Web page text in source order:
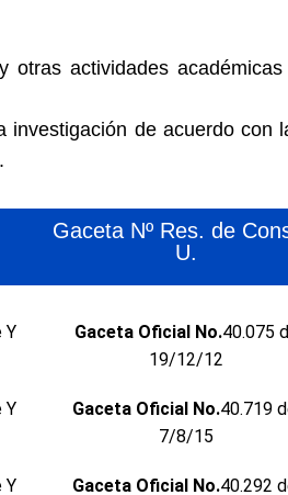
actividades
de acuerdo con
Gaceta Nº Res. de
U.
Y
Y
Y
Gaceta Oficial No.40.075
19/12/12
Gaceta Oficial No.40.719
7/8/15
Gaceta Oficial No.40.292